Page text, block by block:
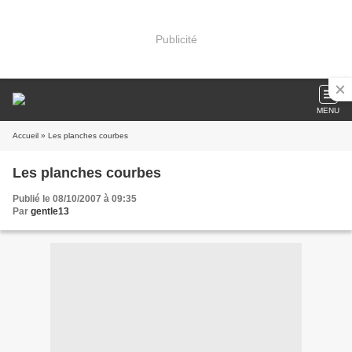
Publicité
MENU
Accueil » Les planches courbes
Les planches courbes
Publié le 08/10/2007 à 09:35
Par gentle13